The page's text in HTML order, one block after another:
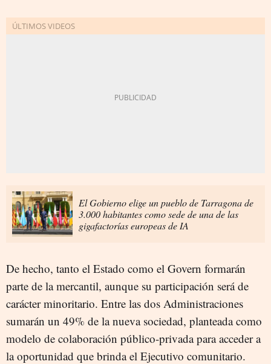
El Gobierno elige un pueblo de Tarragona de
3.000 habitantes como sede de una de las
gigafactorías europeas de IA
De hecho, tanto el Estado como el Govern formarán
parte de la mercantil, aunque su participación será de
carácter minoritario. Entre las dos Administraciones
sumarán un 49% de la nueva sociedad, planteada como
modelo de colaboración público-privada para acceder a
la oportunidad que brinda el Ejecutivo comunitario.